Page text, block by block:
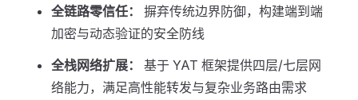
全链路零信任：
摒弃传统边界防御，构建端到端
加密与动态验证的安全防线
全栈网络扩展：
基于 YAT 框架提供四层/七层网
络能力，满足高性能转发与复杂业务路由需求